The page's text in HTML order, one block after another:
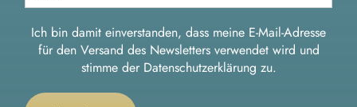
Ich bin damit einverstanden, dass meine E-Mail-Adresse
für den Versand des Newsletters verwendet wird und
stimme der Datenschutzerklärung zu.